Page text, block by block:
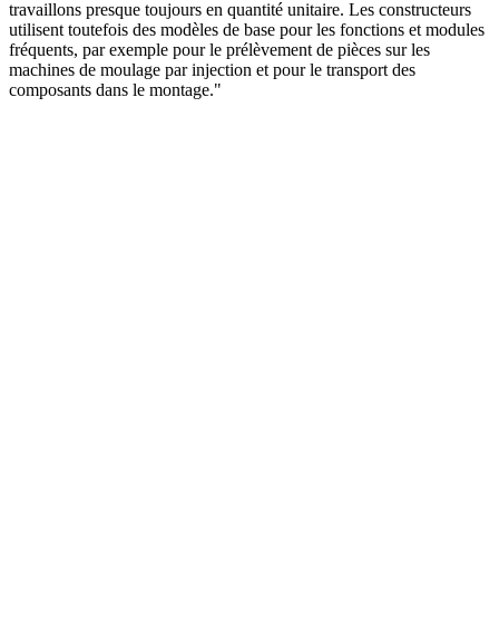
travaillons presque toujours en quantité unitaire. Les constructeurs
utilisent toutefois des modèles de base pour les fonctions et modules
fréquents, par exemple pour le prélèvement de pièces sur les
machines de moulage par injection et pour le transport des
composants dans le montage."